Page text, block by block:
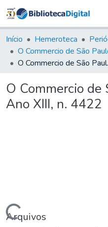
&
Início Hemeroteca
O Commercio de São
O
O Commercio de
Ano XIII, n. 4422
Arquivos